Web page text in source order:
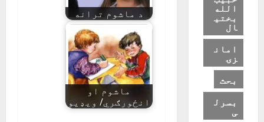
د ماشوم ترانه
ماشوم او
انځورګري/ ویډیو
الله
بختی
ال
امان
زۍ
بحث
بسرل
ی